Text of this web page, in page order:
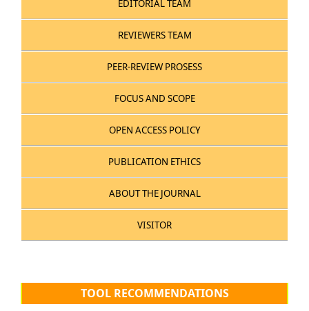
EDITORIAL TEAM
REVIEWERS TEAM
PEER-REVIEW PROSESS
FOCUS AND SCOPE
OPEN ACCESS POLICY
PUBLICATION ETHICS
ABOUT THE JOURNAL
VISITOR
TOOL RECOMMENDATIONS